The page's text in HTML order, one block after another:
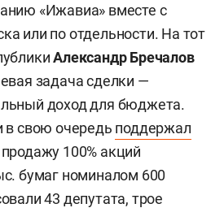
«Ижавиа» вместе с
или по отдельности. На тот
Александр Бречалов
задача сделки —
доход для бюджета.
в свою очередь поддержал
100% акций
бумаг номиналом 600
43 депутата, трое